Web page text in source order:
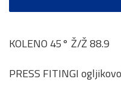
KOLENO 45° Ž/Ž 88.9
PRESS FITINGI